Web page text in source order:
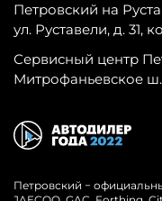
Петровский на
ул. Руставели, д. 31,
Сервисный центр
Митрофаньевское
Петровский −